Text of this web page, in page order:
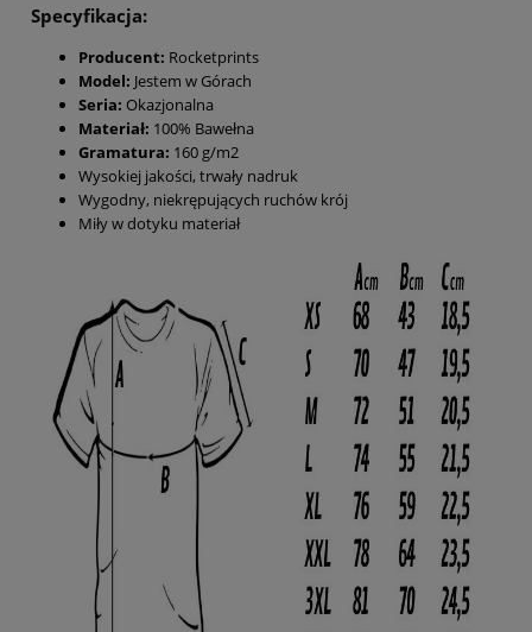
Specyfikacja:
Producent: Rocketprints
Model: Jestem w Górach
Seria: Okazjonalna
Materiał: 100% Bawełna
Gramatura: 160 g/m2
Wysokiej jakości, trwały nadruk
Wygodny, niekrępujących ruchów krój
Miły w dotyku materiał